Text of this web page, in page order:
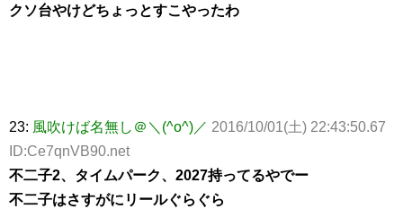
クソ台やけどちょっとすこやったわ
23: 風吹けば名無し＠＼(^o^)／ 2016/10/01(土) 22:43:50.67
ID:Ce7qnVB90.net
不二子2、タイムパーク、2027持ってるやでー
不二子はさすがにリールぐらぐら